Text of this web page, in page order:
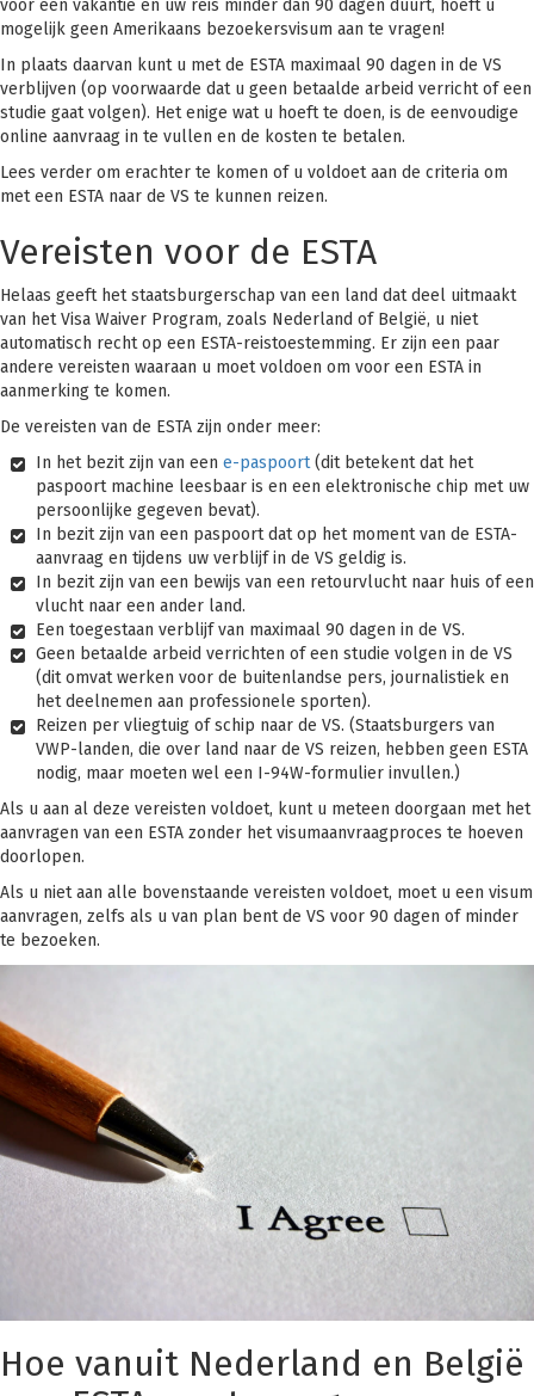
voor een vakantie en uw reis minder dan 90 dagen duurt, hoeft u
mogelijk geen Amerikaans bezoekersvisum aan te vragen!
In plaats daarvan kunt u met de ESTA maximaal 90 dagen in de VS
verblijven (op voorwaarde dat u geen betaalde arbeid verricht of een
studie gaat volgen). Het enige wat u hoeft te doen, is de eenvoudige
online aanvraag in te vullen en de kosten te betalen.
Lees verder om erachter te komen of u voldoet aan de criteria om
met een ESTA naar de VS te kunnen reizen.
Vereisten voor de ESTA
Helaas geeft het staatsburgerschap van een land dat deel uitmaakt
van het Visa Waiver Program, zoals Nederland of België, u niet
automatisch recht op een ESTA-reistoestemming. Er zijn een paar
andere vereisten waaraan u moet voldoen om voor een ESTA in
aanmerking te komen.
De vereisten van de ESTA zijn onder meer:
In het bezit zijn van een e-paspoort(dit betekent dat het
paspoort machine leesbaar is en een elektronische chip met uw
persoonlijke gegeven bevat).
In bezit zijn van een paspoort dat op het moment van de ESTA-
aanvraag en tijdens uw verblijf in de VS geldig is.
In bezit zijn van een bewijs van een retourvlucht naar huis of een
vlucht naar een ander land.
Een toegestaan verblijf van maximaal 90 dagen in de VS.
Geen betaalde arbeid verrichten of een studie volgen in de VS
(dit omvat werken voor de buitenlandse pers, journalistiek en
het deelnemen aan professionele sporten).
Reizen per vliegtuig of schip naar de VS. (Staatsburgers van
VWP-landen, die over land naar de VS reizen, hebben geen ESTA
nodig, maar moeten wel een I-94W-formulier invullen.)
Als u aan al deze vereisten voldoet, kunt u meteen doorgaan met het
aanvragen van een ESTA zonder het visumaanvraagproces te hoeven
doorlopen.
Als u niet aan alle bovenstaande vereisten voldoet, moet u een visum
aanvragen, zelfs als u van plan bent de VS voor 90 dagen of minder
te bezoeken.
Hoe vanuit Nederland en België